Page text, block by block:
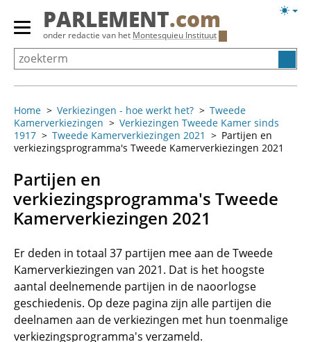
Overslaan
Primair
menu
tonen/verbergen
PARLEMENT.com
onder redactie van het Montesquieu Instituut
Home Verkiezingen - hoe werkt het?
Tweede
Kamerverkiezingen
Verkiezingen Tweede Kamer sinds
1917
Tweede Kamerverkiezingen 2021
Partijen en
verkiezingsprogramma's Tweede Kamerverkiezingen 2021
Partijen en
verkiezingsprogramma's Tweede
Kamerverkiezingen 2021
Er deden in totaal 37 partijen mee aan de Tweede
Kamerverkiezingen van 2021. Dat is het hoogste
aantal deelnemende partijen in de naoorlogse
geschiedenis. Op deze pagina zijn alle partijen die
deelnamen aan de verkiezingen met hun toenmalige
verkiezingsprogramma's verzameld.